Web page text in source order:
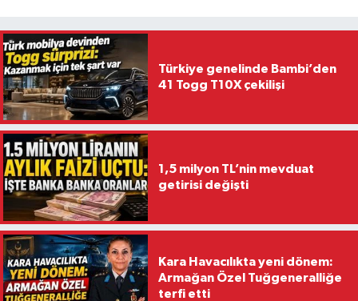
Türkiye genelinde Bambi’den
41 Togg T10X çekilişi
1,5 milyon TL’nin mevduat
getirisi değişti
Kara Havacılıkta yeni dönem:
Armağan Özel Tuğgeneralliğe
terfi etti